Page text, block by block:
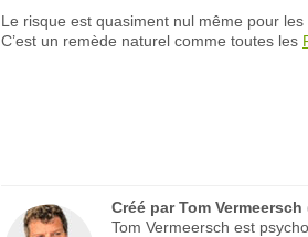
Le risque est quasiment nul même pour
C’est un remède naturel comme toutes les
Créé parTom Vermeersch
Tom Vermeersch est